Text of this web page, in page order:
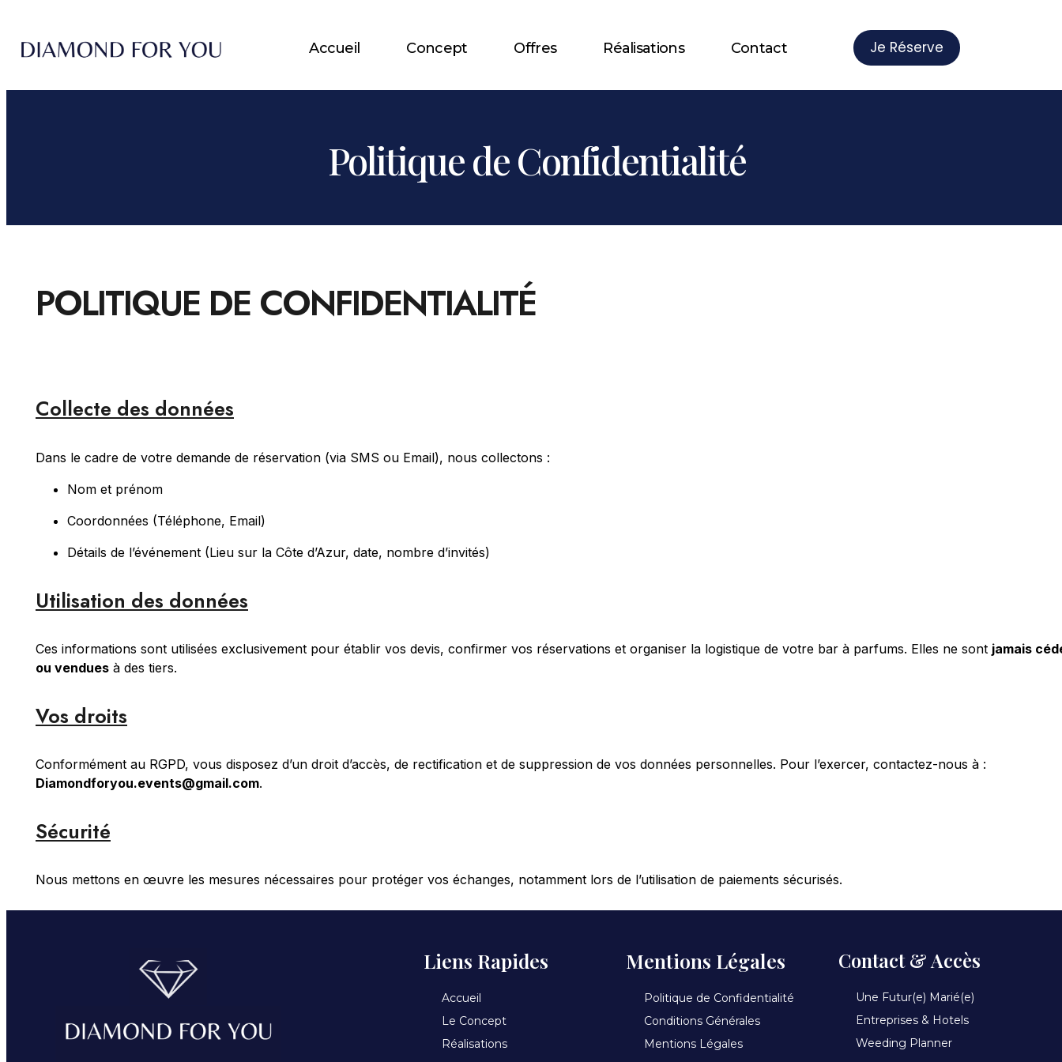
Accueil Concept Offres Réalisations Contact Je Réserve
Politique de Confidentialité
POLITIQUE DE CONFIDENTIALITÉ
Collecte des données
Dans le cadre de votre demande de réservation (via SMS ou Email), nous collectons :
Nom et prénom
Coordonnées (Téléphone, Email)
Détails de l’événement (Lieu sur la Côte d’Azur, date, nombre d’invités)
Utilisation des données
Ces informations sont utilisées exclusivement pour établir vos devis, confirmer vos réservations et organiser la logistique de votre bar à parfums. Elles ne sont jamais
ou vendues à des tiers.
Vos droits
Conformément au RGPD, vous disposez d’un droit d’accès, de rectification et de suppression de vos données personnelles. Pour l’exercer, contactez-nous à :
Diamondforyou.events@gmail.com.
Sécurité
Nous mettons en œuvre les mesures nécessaires pour protéger vos échanges, notamment lors de l’utilisation de paiements sécurisés.
Liens Rapides
Accueil
Le Concept
Réalisations
Mentions Légales
Politique de Confidentialité
Conditions Générales
Mentions Légales
Contact & Accès
Une Futur(e) Marié(e)
Entreprises & Hotels
Weeding Planner